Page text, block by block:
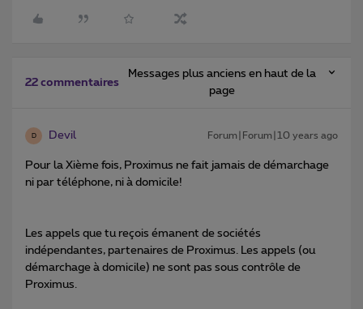
22 commentaires
Messages plus anciens en haut de la
page
D Devil Forum|Forum|10 years ago
Pour la Xième fois, Proximus ne fait jamais de démarchage
ni par téléphone, ni à domicile!
Les appels que tu reçois émanent de sociétés
indépendantes, partenaires de Proximus. Les appels (ou
démarchage à domicile) ne sont pas sous contrôle de
Proximus.